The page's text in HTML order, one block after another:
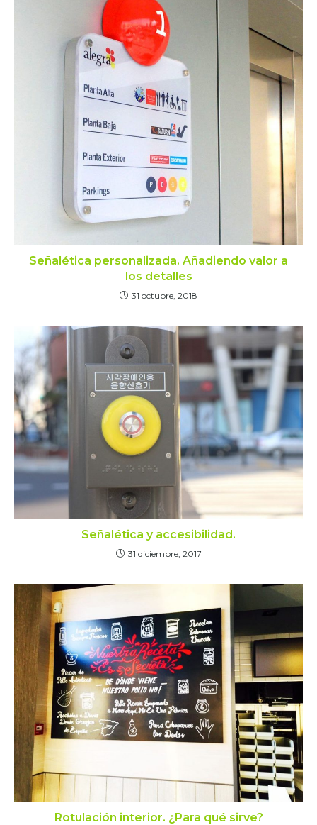
Señalética personalizada. Añadiendo valor a
los detalles
31 octubre, 2018
Señalética y accesibilidad.
31 diciembre, 2017
Rotulación interior. ¿Para qué sirve?